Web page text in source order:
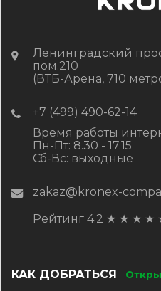
Ленинградский
пом.210
(ВТБ-Арена, 710
+7 (499) 490-62-14
Время работы
Пн-Пт: 8.30 - 17.15
Сб-Вс: выходные
zakaz@kronex-
Рейтинг 4.2 ★ ★ ★ ★
КАК ДОБРАТЬСЯ